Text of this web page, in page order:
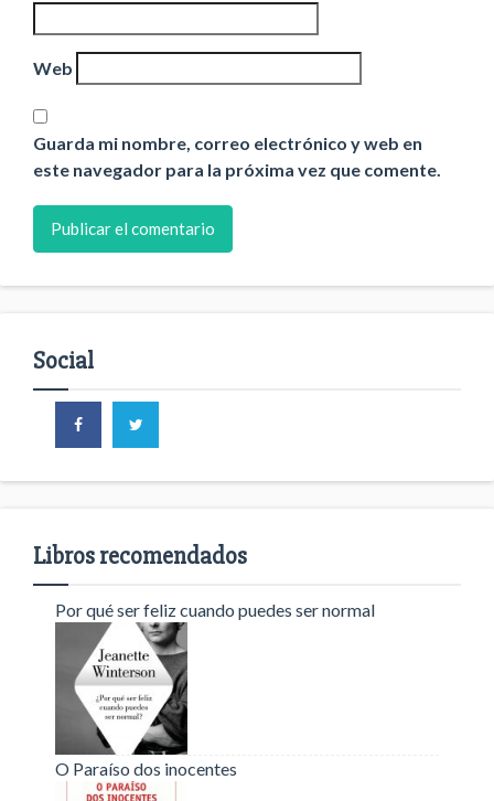
Web
Guarda mi nombre, correo electrónico y web en
este navegador para la próxima vez que comente.
Social
Libros recomendados
Por qué ser feliz cuando puedes ser normal
O Paraíso dos inocentes